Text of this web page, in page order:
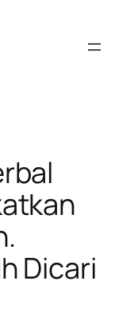
Dicari